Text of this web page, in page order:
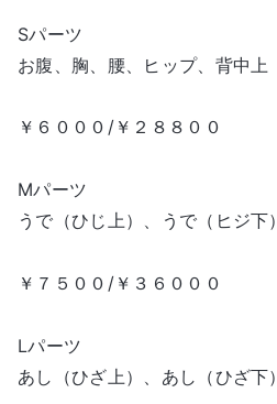
Sパーツ
お腹、胸、腰、ヒップ、背中上
￥６０００/￥２８８００
Mパーツ
うで（ひじ上）、うで（ヒジ下）
￥７５００/￥３６０００
Lパーツ
あし（ひざ上）、あし（ひざ下）